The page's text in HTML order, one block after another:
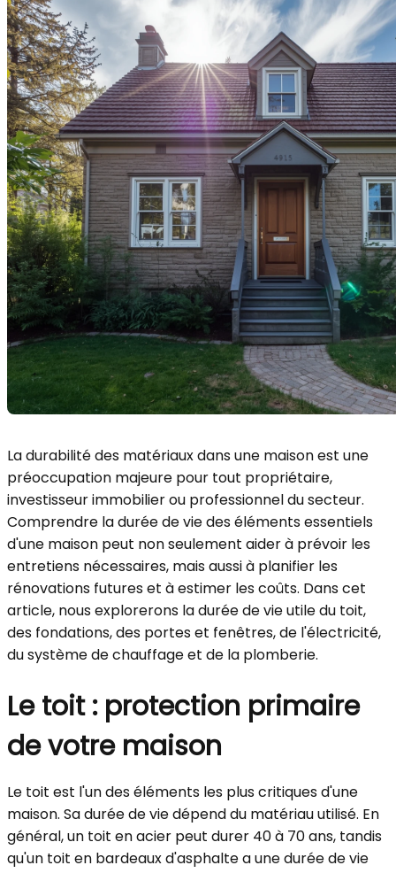
La durabilité des matériaux dans une maison est une
préoccupation majeure pour tout propriétaire,
investisseur immobilier ou professionnel du secteur.
Comprendre la durée de vie des éléments essentiels
d'une maison peut non seulement aider à prévoir les
entretiens nécessaires, mais aussi à planifier les
rénovations futures et à estimer les coûts. Dans cet
article, nous explorerons la durée de vie utile du toit,
des fondations, des portes et fenêtres, de l'électricité,
du système de chauffage et de la plomberie.
Le toit : protection primaire
de votre maison
Le toit est l'un des éléments les plus critiques d'une
maison. Sa durée de vie dépend du matériau utilisé. En
général, un toit en acier peut durer 40 à 70 ans, tandis
qu'un toit en bardeaux d'asphalte a une durée de vie